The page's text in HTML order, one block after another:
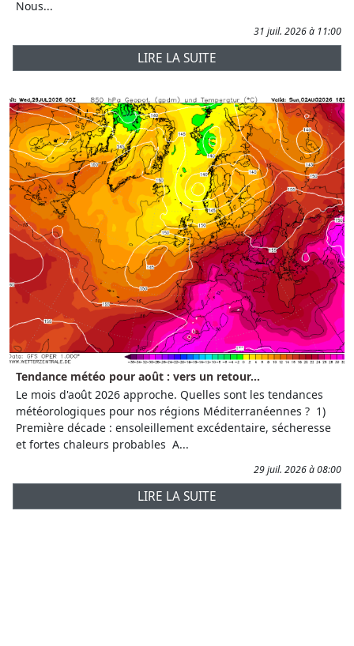
Nous...
31 juil. 2026 à 11:00
LIRE LA SUITE
Tendance météo pour août : vers un retour...
Le mois d'août 2026 approche. Quelles sont les tendances
météorologiques pour nos régions Méditerranéennes ? 1)
Première décade : ensoleillement excédentaire, sécheresse
et fortes chaleurs probables A...
29 juil. 2026 à 08:00
LIRE LA SUITE